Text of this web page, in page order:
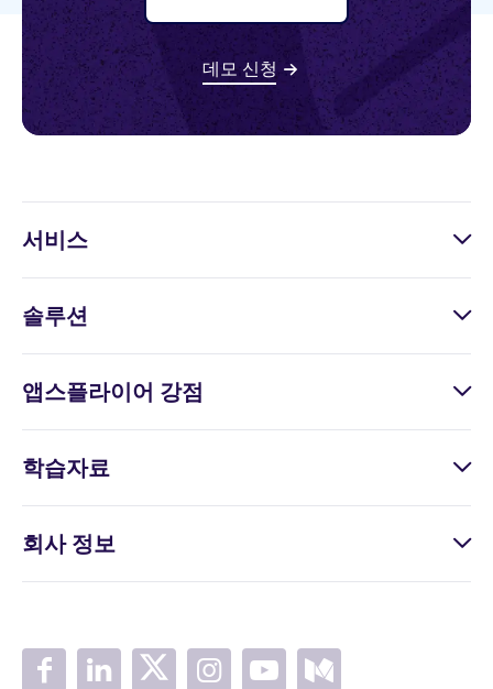
데모 신청
서비스
솔루션
앱스플라이어 강점
학습자료
회사 정보